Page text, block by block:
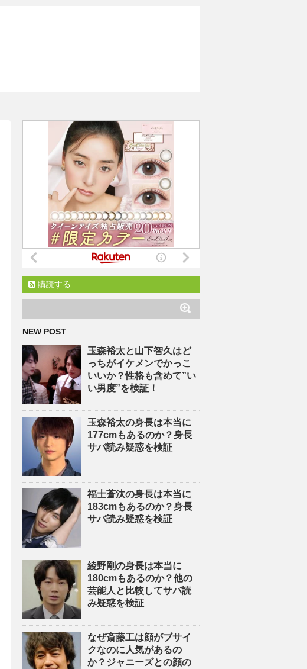
購読する
NEW POST
玉森裕太と山下智久はど
っちがイケメンでかっこ
いいか？性格も含めて”い
い男度”を検証！
玉森裕太の身長は本当に
177cmもあるのか？身長
サバ読み疑惑を検証
福士蒼汰の身長は本当に
183cmもあるのか？身長
サバ読み疑惑を検証
綾野剛の身長は本当に
180cmもあるのか？他の
芸能人と比較してサバ読
み疑惑を検証
なぜ斎藤工は顔がブサイ
クなのに人気があるの
か？ジャニーズとの顔の